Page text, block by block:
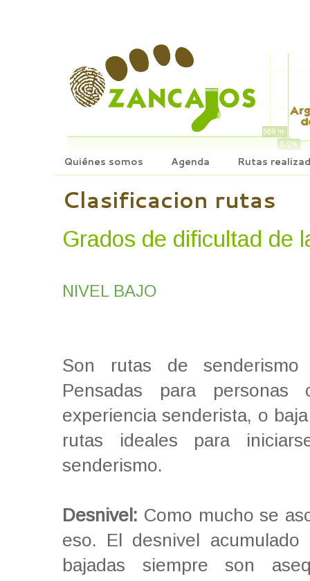
Quiénes somos Agenda Rutas
Clasificacion rutas
Grados de dificultad de
NIVEL BAJO
Son rutas de
Pensadas para
experiencia senderista, o
rutas ideales para
senderismo.
Desnivel: Como mucho se
eso. El desnivel
bajadas siempre son